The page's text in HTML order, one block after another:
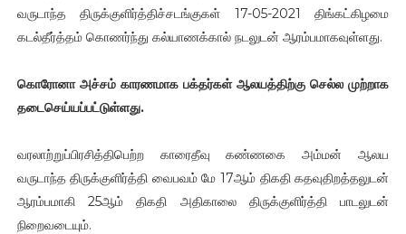
வருடாந்த திருக்குளிர்த்திச்சடங்குகள் 17-05-2021 திங்கட்கிழமை
கடல்தீர்த்தம் கொணர்ந்து கல்யாணக்கால் நடலுடன் ஆரம்பமாகவுள்ளது.
கொரோனா அச்சம் காரணமாக பக்தர்கள் ஆலயத்திற்கு செல்ல முற்றாக
தடைசெய்யப்பட்டுள்ளது.
வரலாற்றுப்பிரசித்திபெற்ற காரைதீவு கண்ணகை அம்மன் ஆலய
வருடாந்த திருக்குளிர்த்தி வைபவம் மே 17ஆம் திகதி கதவுதிறத்தலுடன்
ஆரம்பமாகி 25ஆம் திகதி அதிகாலை திருக்குளிர்த்தி பாடலுடன்
நிறைவடையும்.